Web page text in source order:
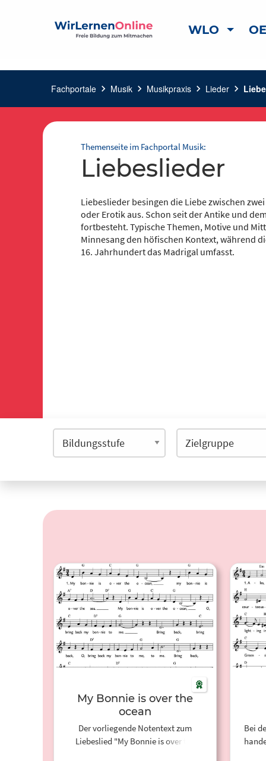
WLO
Fachportale chevron_right Musik chevron_right Musikpraxis chevron_right Lieder chevron_right
Themenseite im Fachportal Musik:
Liebeslieder
Liebeslieder besingen die Liebe zwischen
oder Erotik aus. Schon seit der Antike und
fortbesteht. Typische Themen, Motive und
Minnesang den höfischen Kontext, während
16. Jahrhundert das Madrigal umfasst.
My Bonnie is over the
ocean
Der vorliegende Notentext zum
Liebeslied "My Bonnie is over the
Bei